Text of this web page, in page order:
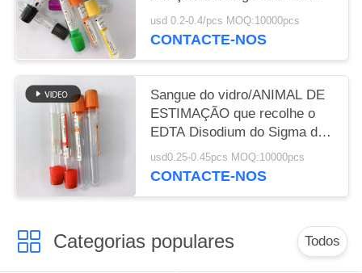
usd 0.2-0.4/pcs MOQ:10000pcs
CONTACTE-NOS
Sangue do vidro/ANIMAL DE
ESTIMAÇÃO que recolhe o
EDTA Disodium do Sigma do
EDTA do tubo nos cuidados
com a pele
usd0.25-0.45pcs MOQ:10000pcs
CONTACTE-NOS
Categorias populares Todos